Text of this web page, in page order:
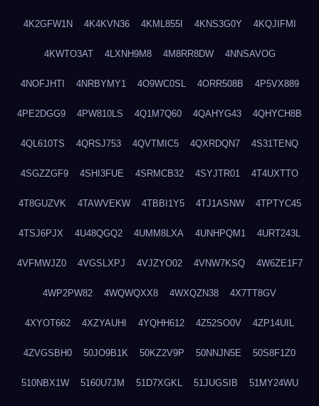
4K2GFW1N 4K4KVN36 4KML855I 4KNS3G0Y 4KQJIFMI
4KWTO3AT 4LXNH9M8 4M8RR8DW 4NNSAVOG
4NOFJHTI 4NRBYMY1 4O9WC0SL 4ORR508B 4P5VX889
4PE2DGG9 4PW810LS 4Q1M7Q60 4QAHYG43 4QHYCH8B
4QL610TS 4QRSJ753 4QVTMIC5 4QXRDQN7 4S31TENQ
4SGZZGF9 4SHI3FUE 4SRMCB32 4SYJTR01 4T4UXTTO
4T8GUZVK 4TAWVEKW 4TBBI1Y5 4TJ1ASNW 4TPTYC45
4TSJ6PJX 4U48QGQ2 4UMM8LXA 4UNHPQM1 4URT243L
4VFMWJZ0 4VGSLXPJ 4VJZYO02 4VNW7KSQ 4W6ZE1F7
4WP2PW82 4WQWQXX8 4WXQZN38 4X7TT8GV
4XYOT662 4XZYAUHI 4YQHH612 4Z52SO0V 4ZP14UIL
4ZVGSBH0 50JO9B1K 50KZ2V9P 50NNJN5E 50S8F1Z0
510NBX1W 5160U7JM 51D7XGKL 51JUGSIB 51MY24WU